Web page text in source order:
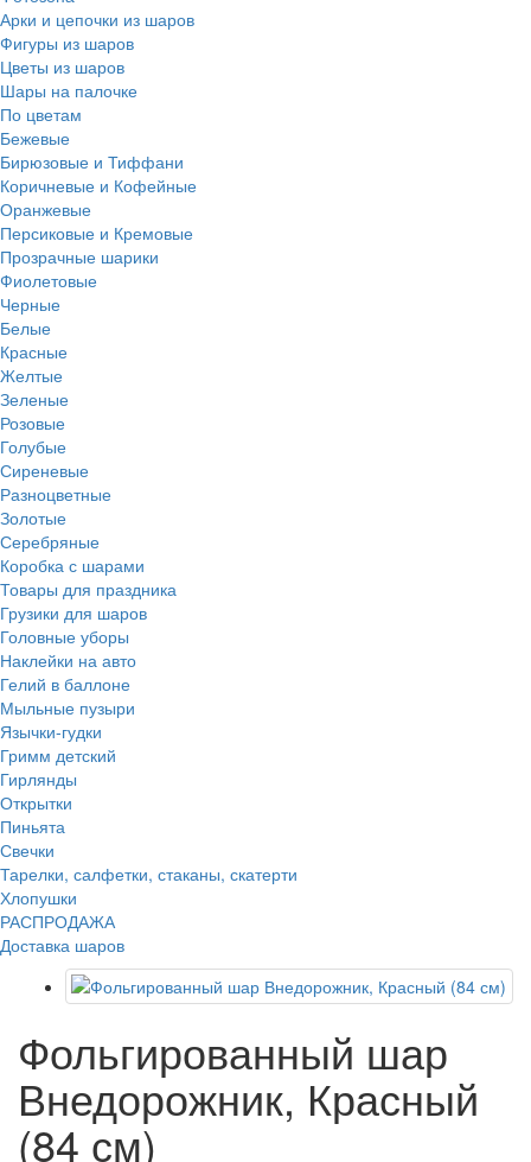
Арки и цепочки из шаров
Фигуры из шаров
Цветы из шаров
Шары на палочке
По цветам
Бежевые
Бирюзовые и Тиффани
Коричневые и Кофейные
Оранжевые
Персиковые и Кремовые
Прозрачные шарики
Фиолетовые
Черные
Белые
Красные
Желтые
Зеленые
Розовые
Голубые
Сиреневые
Разноцветные
Золотые
Серебряные
Коробка с шарами
Товары для праздника
Грузики для шаров
Головные уборы
Наклейки на авто
Гелий в баллоне
Мыльные пузыри
Язычки-гудки
Гримм детский
Гирлянды
Открытки
Пиньята
Свечки
Тарелки, салфетки, стаканы, скатерти
Хлопушки
РАСПРОДАЖА
Доставка шаров
Фольгированный шар
Внедорожник, Красный
(84 см)